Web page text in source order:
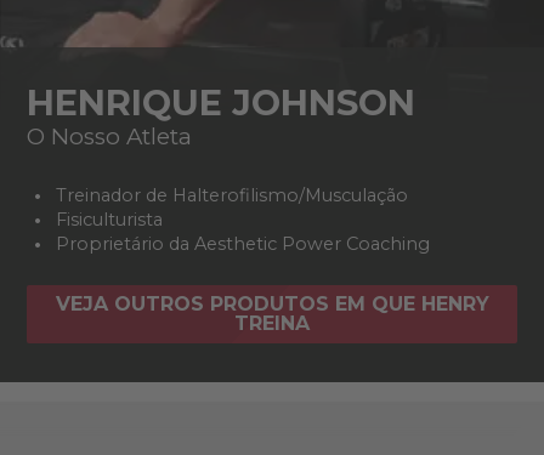
HENRIQUE JOHNSON
O Nosso Atleta
Treinador de Halterofilismo/Musculação
Fisiculturista
Proprietário da Aesthetic Power Coaching
VEJA OUTROS PRODUTOS EM QUE HENRY
TREINA